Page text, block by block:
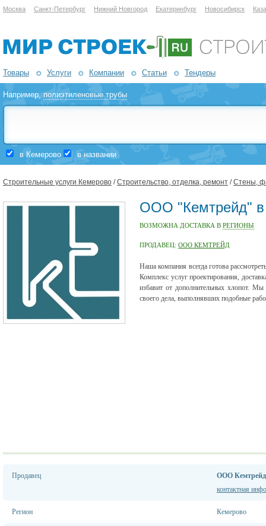
Москва Санкт-Петербург Нижний Новгород Екатеринбург Новосибирск
Товары Услуги Компании Статьи Тендеры
Например,полиэтиленовые трубы
в Кемерово в названии
Строительные услуги Кемерово /Строительство, отделка, ремонт /Стены,
ООО "Кемтрейд" в
ВОЗМОЖНА ДОСТАВКА В РЕГИОНЫ
ПРОДАВЕЦ: ООО КЕМТРЕЙД
Наша компания всегда готова
Комплекс услуг проектирования,
избавит от дополнительных хлопот. Мы
своего дела, выполнявших подобные
Продавец
ООО Кемтрейд
контактная
Регион Кемерово